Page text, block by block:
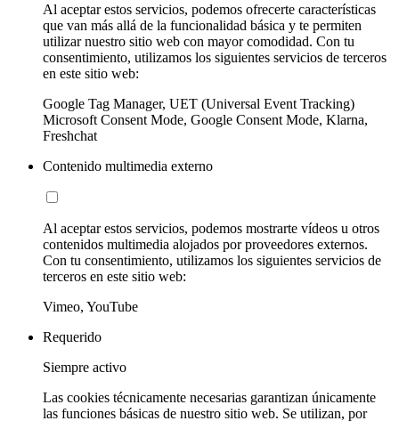
Al aceptar estos servicios, podemos ofrecerte características
que van más allá de la funcionalidad básica y te permiten
utilizar nuestro sitio web con mayor comodidad. Con tu
consentimiento, utilizamos los siguientes servicios de terceros
en este sitio web:
Google Tag Manager, UET (Universal Event Tracking)
Microsoft Consent Mode, Google Consent Mode, Klarna,
Freshchat
Contenido multimedia externo
Al aceptar estos servicios, podemos mostrarte vídeos u otros
contenidos multimedia alojados por proveedores externos.
Con tu consentimiento, utilizamos los siguientes servicios de
terceros en este sitio web:
Vimeo, YouTube
Requerido
Siempre activo
Las cookies técnicamente necesarias garantizan únicamente
las funciones básicas de nuestro sitio web. Se utilizan, por